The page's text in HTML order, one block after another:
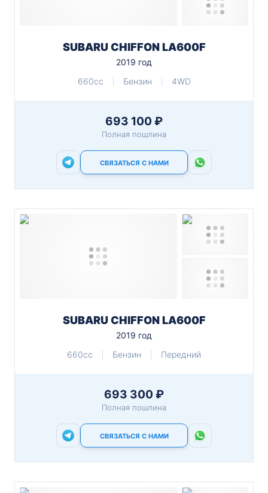
SUBARU CHIFFON LA600F
2019 год
660cc
Бензин 4WD
693 100 ₽
Полная пошлина
СВЯЗАТЬСЯ С НАМИ
SUBARU CHIFFON LA600F
2019 год
660cc
Бензин Передний
693 300 ₽
Полная пошлина
СВЯЗАТЬСЯ С НАМИ